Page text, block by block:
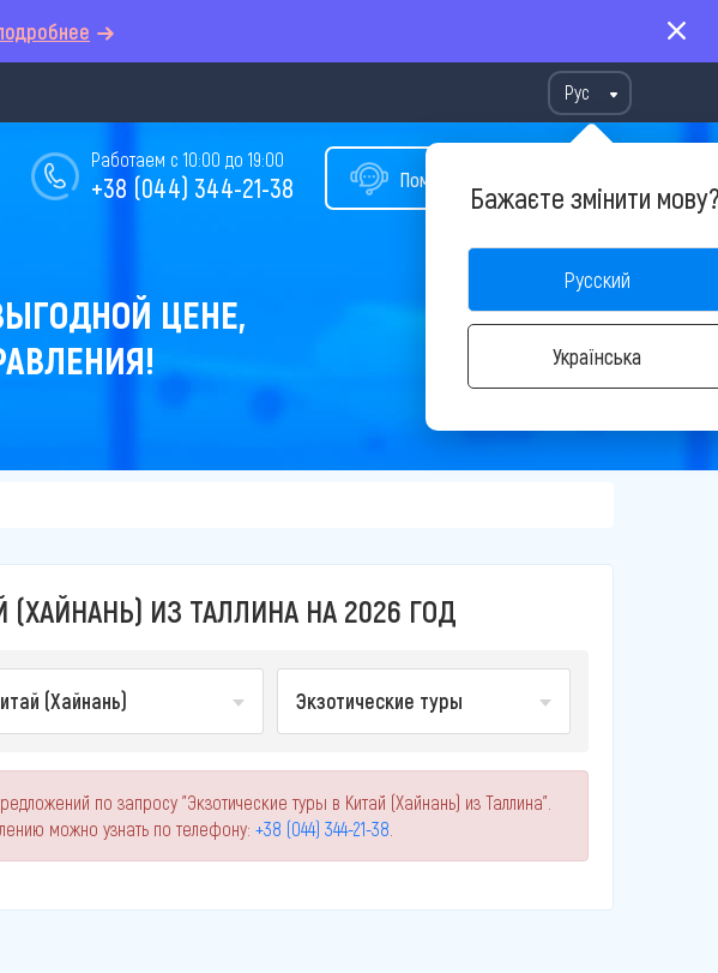
Рус
Бажаєте змінити
Русский
Українська
Помощь в подборе тура
Работаем с 10:00 до 19:00
+38 (044) 344-21-38
ЦЕНЕ,
ИЗ ТАЛЛИНА НА 2026 ГОД
(Хайнань) Экзотические туры
по запросу "Экзотические туры в Китай (Хайнань) из Таллина".
можно узнать по телефону: +38 (044) 344-21-38